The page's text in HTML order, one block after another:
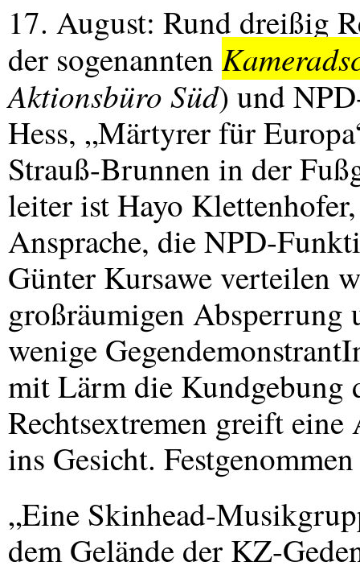
17. August: Rund dreißig
der sogenannten
Aktionsbüro Süd) undNPD
Hess, „Märtyrer für
Strauß-Brunnen in der
leiter ist Hayo
Ansprache, dieNPD-
Günter Kursawe verteilen
großräumigen
wenige
mit Lärm die Kundgebung
Rechtsextremen greift
ins Gesicht.
„Eine Skinhead-
dem Gelände der KZ-